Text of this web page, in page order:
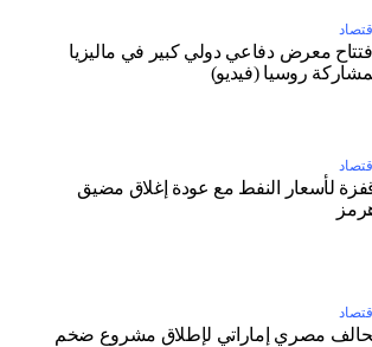
اقتصاد
افتتاح معرض دفاعي دولي كبير في ماليزيا
روسيا (فيديو)
اقتصاد
لأسعار النفط مع عودة إغلاق مضيق
اقتصاد
مصري إماراتي لإطلاق مشروع ضخم